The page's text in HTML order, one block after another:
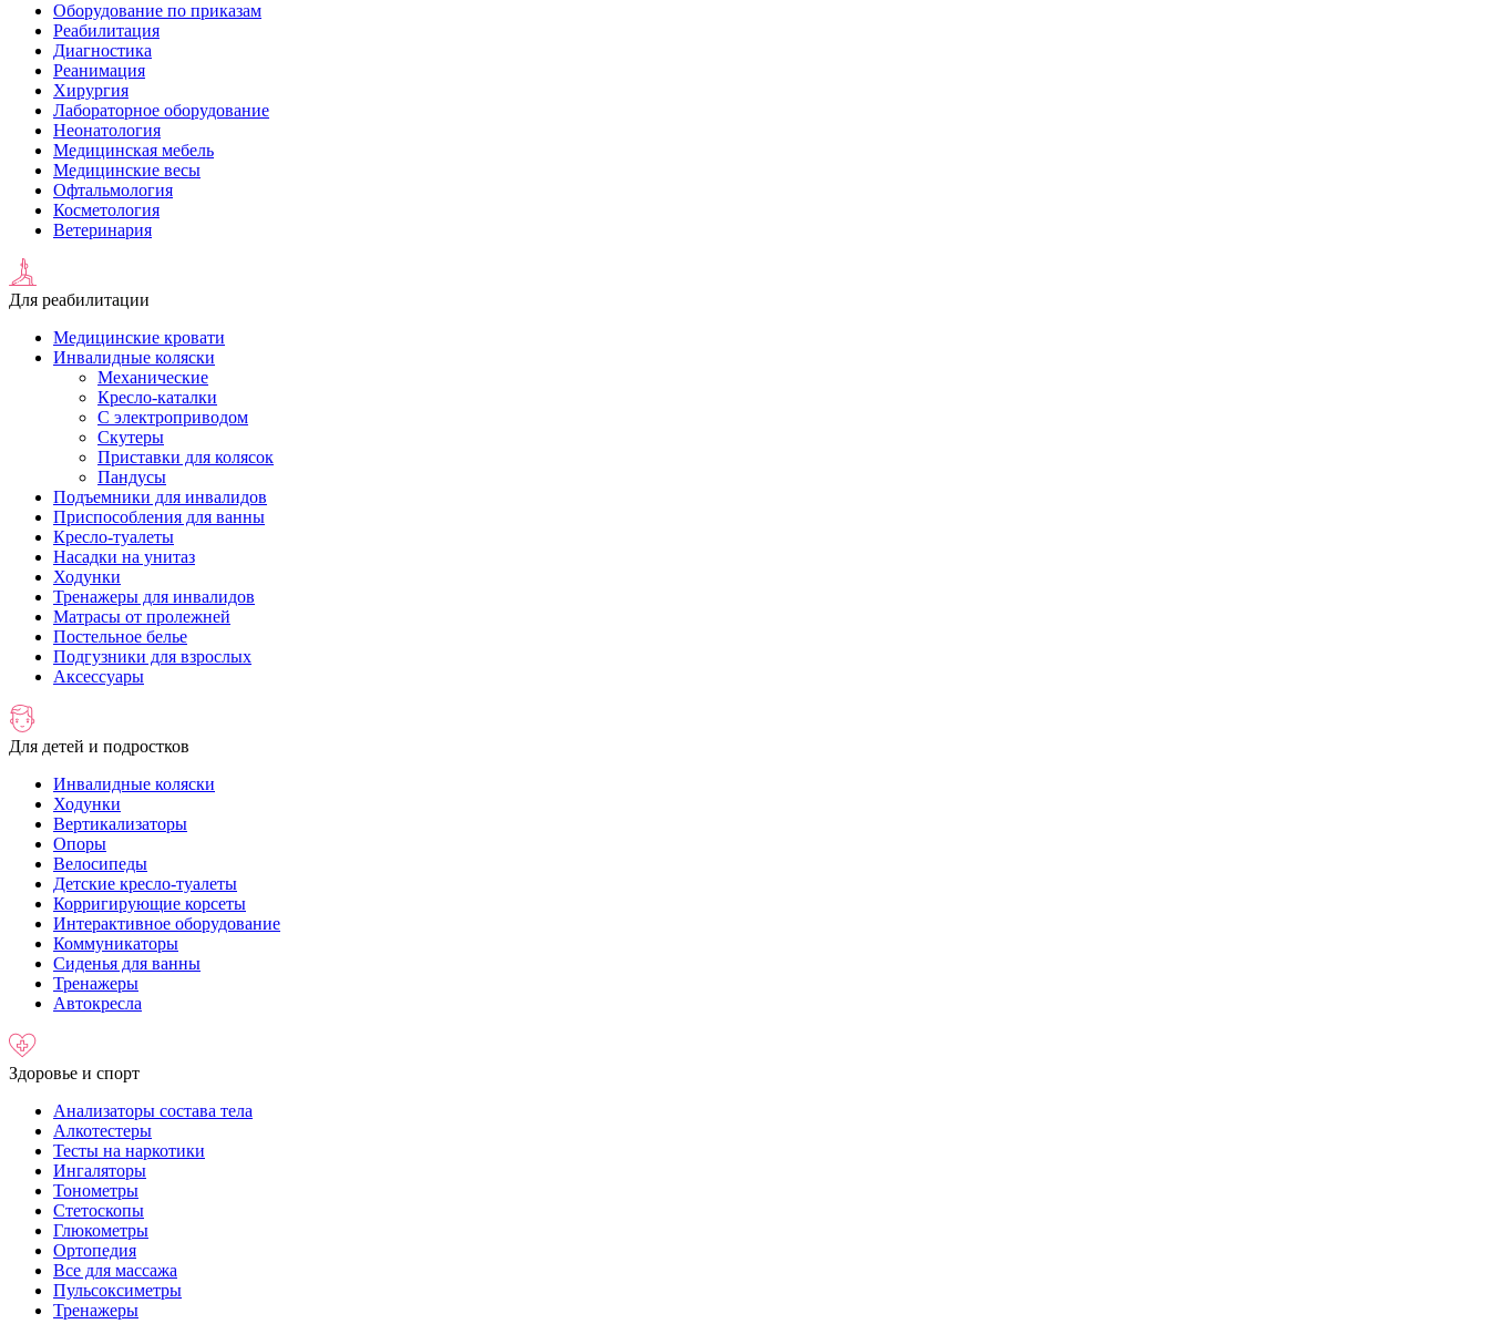
Оборудование по приказам
Реабилитация
Диагностика
Реанимация
Хирургия
Лабораторное оборудование
Неонатология
Медицинская мебель
Медицинские весы
Офтальмология
Косметология
Ветеринария
Для реабилитации
Медицинские кровати
Инвалидные коляски
Механические
Кресло-каталки
С электроприводом
Скутеры
Приставки для колясок
Пандусы
Подъемники для инвалидов
Приспособления для ванны
Кресло-туалеты
Насадки на унитаз
Ходунки
Тренажеры для инвалидов
Матрасы от пролежней
Постельное белье
Подгузники для взрослых
Аксессуары
Для детей и подростков
Инвалидные коляски
Ходунки
Вертикализаторы
Опоры
Велосипеды
Детские кресло-туалеты
Корригирующие корсеты
Интерактивное оборудование
Коммуникаторы
Сиденья для ванны
Тренажеры
Автокресла
Здоровье и спорт
Анализаторы состава тела
Алкотестеры
Тесты на наркотики
Ингаляторы
Тонометры
Стетоскопы
Глюкометры
Ортопедия
Все для массажа
Пульсоксиметры
Тренажеры